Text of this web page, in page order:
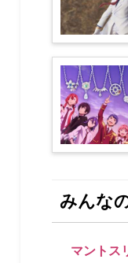
みんな
マントス